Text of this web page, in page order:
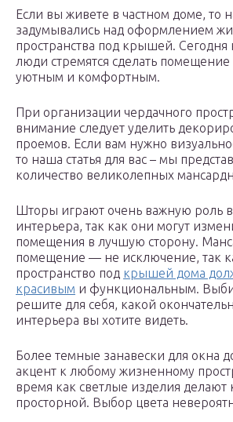
Если вы живете в частном доме, то
задумывались над оформлением
пространства под крышей. Сегодня
люди стремятся сделать
уютным и комфортным.
При организации чердачного
внимание следует уделить
проемов. Если вам нужно
то наша статья для вас – мы
количество великолепных
Шторы играют очень важную роль
интерьера, так как они могут
помещения в лучшую сторону.
помещение — не исключение, так
пространство под крышей дома
красивым и функциональным.
решите для себя, какой
интерьера вы хотите видеть.
Более темные занавески для окна
акцент к любому жизненному
время как светлые изделия делают
просторной. Выбор цвета